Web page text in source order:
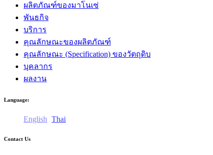
ผลิตภัณฑ์ของมาโนเซ่
พันธกิจ
บริการ
คุณลักษณะของผลิตภัณฑ์
คุณลักษณะ (Specification) ของวัตถุดิบ
บุคลากร
ผลงาน
Language:
English Thai
Contact Us